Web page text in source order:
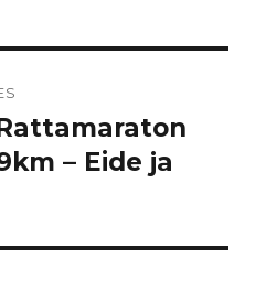
– Eide ja